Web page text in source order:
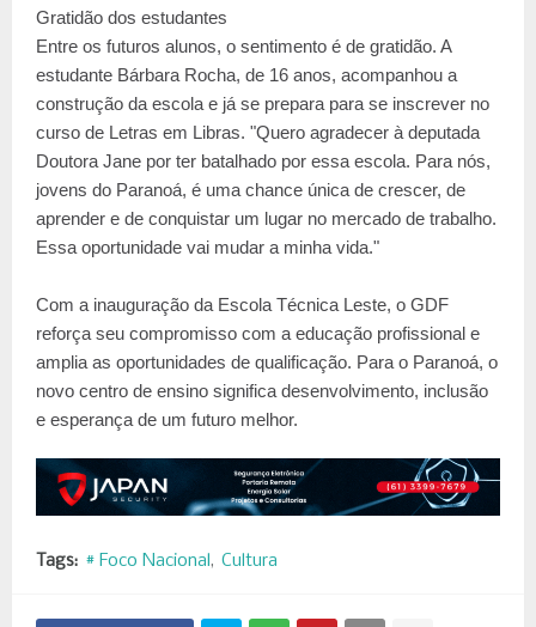
Gratidão dos estudantes
Entre os futuros alunos, o sentimento é de gratidão. A
estudante Bárbara Rocha, de 16 anos, acompanhou a
construção da escola e já se prepara para se inscrever no
curso de Letras em Libras. "Quero agradecer à deputada
Doutora Jane por ter batalhado por essa escola. Para nós,
jovens do Paranoá, é uma chance única de crescer, de
aprender e de conquistar um lugar no mercado de trabalho.
Essa oportunidade vai mudar a minha vida."
Com a inauguração da Escola Técnica Leste, o GDF
reforça seu compromisso com a educação profissional e
amplia as oportunidades de qualificação. Para o Paranoá, o
novo centro de ensino significa desenvolvimento, inclusão
e esperança de um futuro melhor.
Tags: # Foco Nacional Cultura